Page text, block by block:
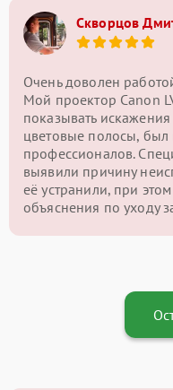
Скворцов
Очень доволен
Мой проектор Canon
показывать
цветовые полосы, был
профессионалов.
выявили причину
её устранили, при
объяснения по уходу
картинка на экране